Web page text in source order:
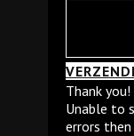
Thank
Unable to
errors then